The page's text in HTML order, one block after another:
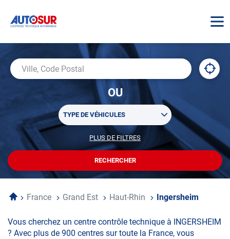
Code
Postal
À
,
OU
Sélectionner
un
plusieurs
recherche
TYPE DE VÉHICULES
PLUS DE FILTRES
POUR
PERSONNALISER
VOTRE
RECHERCHE
RECHERCHER
UN
CENTRE
AUTOSUR
AccueilFrance Grand Est Haut-Rhin Ingersheim
Vous cherchez un centre contrôle technique à INGERSHEIM
? Avec plus de 900 centres sur toute la France, vous